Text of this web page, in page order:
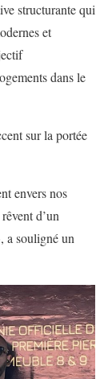
structurante qui
et
dans le
sur la portée
envers nos
d’un
a souligné un